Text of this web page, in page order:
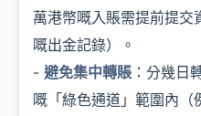
萬港幣嘅入賬需提前提交
嘅出金記錄）。
- 避免集中轉賬 ：分幾日
嘅「綠色通道」範圍內（